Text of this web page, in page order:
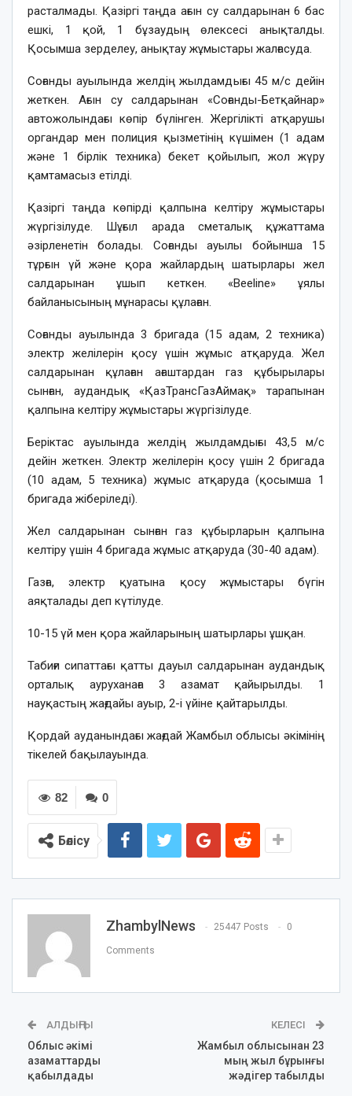
расталмады. Қазіргі таңда ағын су салдарынан 6 бас
ешкі, 1 қой, 1 бұзаудың өлексесі анықталды.
Қосымша зерделеу, анықтау жұмыстары жалғасуда.
Соғанды ауылында желдің жылдамдығы 45 м/с дейін
жеткен. Ағын су салдарынан «Соғанды-Бетқайнар»
автожолындағы көпір бүлінген. Жергілікті атқарушы
органдар мен полиция қызметінің күшімен (1 адам
және 1 бірлік техника) бекет қойылып, жол жүру
қамтамасыз етілді.
Қазіргі таңда көпірді қалпына келтіру жұмыстары
жүргізілуде. Шұғыл арада сметалық құжаттама
әзірленетін болады. Соғанды ауылы бойынша 15
тұрғын үй және қора жайлардың шатырлары жел
салдарынан ұшып кеткен. «Beeline» ұялы
байланысының мұнарасы құлаған.
Соғанды ауылында 3 бригада (15 адам, 2 техника)
электр желілерін қосу үшін жұмыс атқаруда. Жел
салдарынан құлаған ағаштардан газ құбырылары
сынған, аудандық «ҚазТрансГазАймақ» тарапынан
қалпына келтіру жұмыстары жүргізілуде.
Беріктас ауылында желдің жылдамдығы 43,5 м/с
дейін жеткен. Электр желілерін қосу үшін 2 бригада
(10 адам, 5 техника) жұмыс атқаруда (қосымша 1
бригада жіберіледі).
Жел салдарынан сынған газ құбырларын қалпына
келтіру үшін 4 бригада жұмыс атқаруда (30-40 адам).
Газға, электр қуатына қосу жұмыстары бүгін
аяқталады деп күтілуде.
10-15 үй мен қора жайларының шатырлары ұшқан.
Табиғи сипаттағы қатты дауыл салдарынан аудандық
орталық ауруханаға 3 азамат қайырылды. 1
науқастың жағдайы ауыр, 2-і үйіне қайтарылды.
Қордай ауданындағы жағдай Жамбыл облысы әкімінің
тікелей бақылауында.
0
82
Бөлісу
ZhambylNews 25447 Posts 0
Comments
АЛДЫҢҒЫ
Облыс әкімі
азаматтарды
қабылдады
КЕЛЕСІ
Жамбыл облысынан 23
мың жыл бұрынғы
жәдігер табылды